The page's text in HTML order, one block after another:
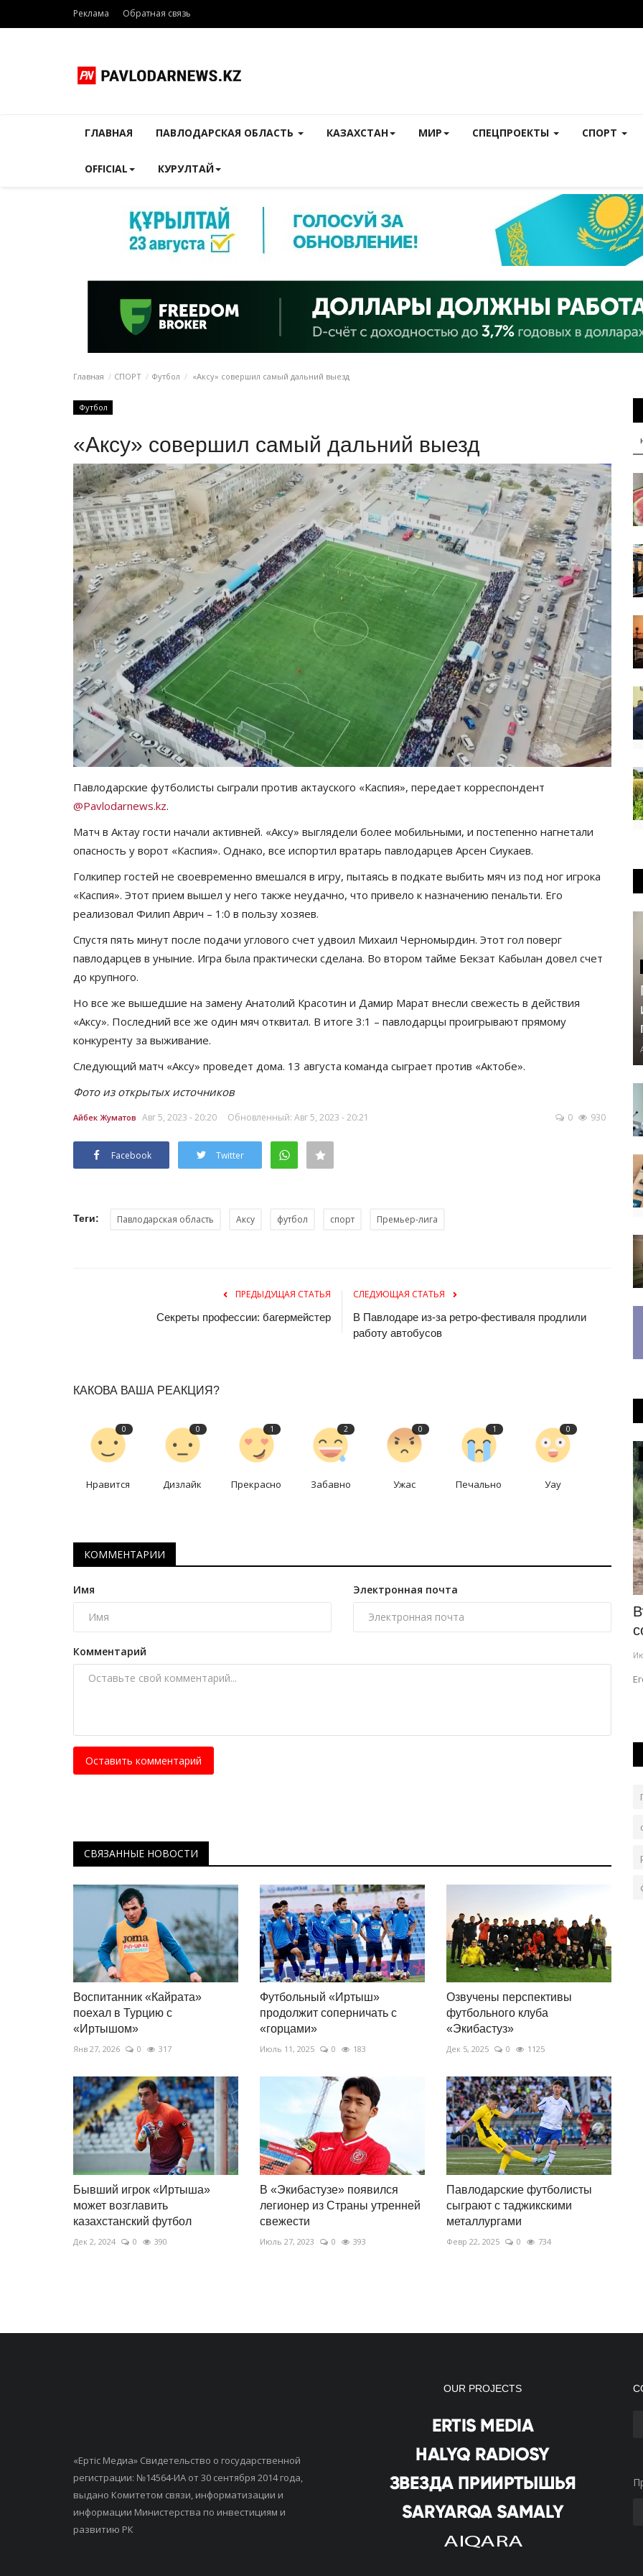
Реклама Обратная связь
ГЛАВНАЯ ПАВЛОДАРСКАЯ ОБЛАСТЬ КАЗАХСТАН МИР СПЕЦПРОЕКТЫ СПОРТ
OFFICIAL КУРУЛТАЙ
Главная СПОРТ Футбол «Аксу» совершил самый дальний выезд
Футбол
«Аксу» совершил самый дальний выезд
Павлодарские футболисты сыграли против актауского «Каспия», передает корреспондент
@Pavlodarnews.kz.
Матч в Актау гости начали активней. «Аксу» выглядели более мобильными, и постепенно нагнетали
опасность у ворот «Каспия». Однако, все испортил вратарь павлодарцев Арсен Сиукаев.
Голкипер гостей не своевременно вмешался в игру, пытаясь в подкате выбить мяч из под ног игрока
«Каспия». Этот прием вышел у него также неудачно, что привело к назначению пенальти. Его
реализовал Филип Аврич – 1:0 в пользу хозяев.
Спустя пять минут после подачи углового счет удвоил Михаил Черномырдин. Этот гол поверг
павлодарцев в уныние. Игра была практически сделана. Во втором тайме Бекзат Кабылан довел счет
до крупного.
Но все же вышедшие на замену Анатолий Красотин и Дамир Марат внесли свежесть в действия
«Аксу». Последний все же один мяч отквитал. В итоге 3:1 – павлодарцы проигрывают прямому
конкуренту за выживание.
Следующий матч «Аксу» проведет дома. 13 августа команда сыграет против «Актобе».
Фото из открытых источников
Айбек Жуматов Авг 5, 2023 - 20:20 Обновленный: Авг 5, 2023 - 20:21 0 930
Facebook Twitter
Теги: Павлодарская область Аксу футбол спорт Премьер-лига
ПРЕДЫДУЩАЯ СТАТЬЯ
Секреты профессии: багермейстер
СЛЕДУЮЩАЯ СТАТЬЯ
В Павлодаре из-за ретро-фестиваля продлили
работу автобусов
КАКОВА ВАША РЕАКЦИЯ?
0
Нравится
0
Дизлайк
1
Прекрасно
2
Забавно
0
Ужас
1
Печально
0
Уау
КОММЕНТАРИИ
Имя Электронная почта
Комментарий
Оставить комментарий
СВЯЗАННЫЕ НОВОСТИ
Воспитанник «Кайрата»
поехал в Турцию с
«Иртышом»
Янв 27, 2026 0 317
Футбольный «Иртыш»
продолжит соперничать с
«горцами»
Июль 11, 2025 0 183
Озвучены перспективы
футбольного клуба
«Экибастуз»
Дек 5, 2025 0 1125
Бывший игрок «Иртыша»
может возглавить
казахстанский футбол
Дек 2, 2024 0 390
В «Экибастузе» появился
легионер из Страны утренней
свежести
Июль 27, 2023 0 393
Павлодарские футболисты
сыграют с таджикскими
металлургами
Февр 22, 2025 0 734
Секреты профессии
Корреспондент побеседовал с представителем одной
из самых уважаемых и ответственных...
Медицина
В детских садах Павлодара усилили
прививочный контроль
«Ертiс Медиа» Свидетельство о государственной
регистрации: №14564-ИА от 30 сентября 2014 года,
выдано Комитетом связи, информатизации и
информации Министерства по инвестициям и
развитию РК
OUR PROJECTS